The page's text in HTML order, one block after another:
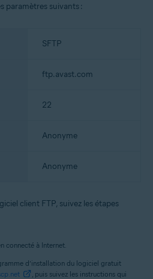
paramètres suivants :
SFTP
ftp.avast.com
22
Anonyme
Anonyme
client FTP, suivez les étapes
connecté à Internet.
d’installation du logiciel gratuit
, puis suivez les instructions qui